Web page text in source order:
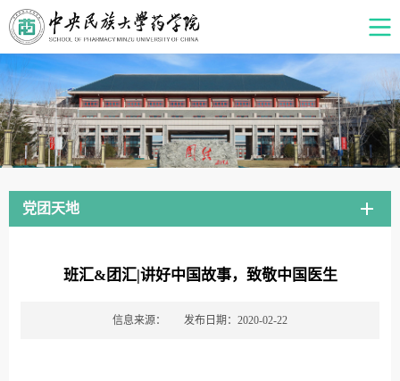
党团天地
班汇&团汇|讲好中国故事，致敬中国医生
信息来源： 发布日期：2020-02-22